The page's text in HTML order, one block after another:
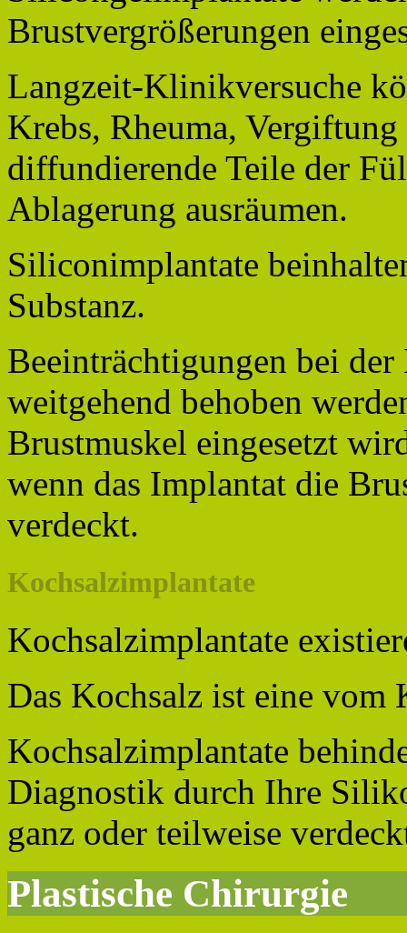
Brustvergrößerungen
Langzeit-Klinikversuche
Krebs, Rheuma,
diffundierende Teile der
Ablagerung ausräumen.
Siliconimplantate
Substanz.
Beeinträchtigungen bei
weitgehend behoben
Brustmuskel eingesetzt
wenn das Implantat die
verdeckt.
Kochsalzimplantate
Kochsalzimplantate
Das Kochsalz ist eine vom
Kochsalzimplantate
Diagnostik durch Ihre
ganz oder teilweise
Plastische Chirurgie